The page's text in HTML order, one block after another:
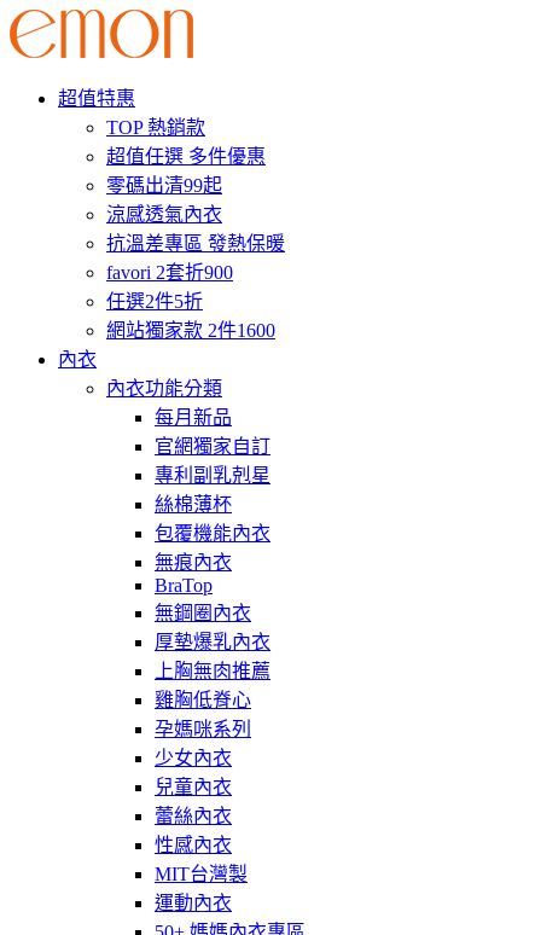
超值特惠
TOP 熱銷款
超值任選 多件優惠
零碼出清99起
涼感透氣內衣
抗溫差專區 發熱保暖
favori 2套折900
任選2件5折
網站獨家款 2件1600
內衣
內衣功能分類
每月新品
官網獨家自訂
專利副乳剋星
絲棉薄杯
包覆機能內衣
無痕內衣
BraTop
無鋼圈內衣
厚墊爆乳內衣
上胸無肉推薦
雞胸低脊心
孕媽咪系列
少女內衣
兒童內衣
蕾絲內衣
性感內衣
MIT台灣製
運動內衣